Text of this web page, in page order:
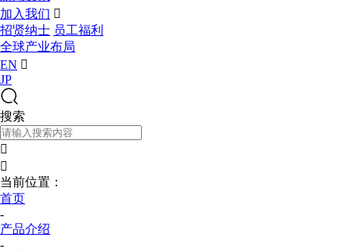
加入我们 
招贤纳士 员工福利
全球产业布局
EN 
JP
搜索


当前位置：
首页
-
产品介绍
-